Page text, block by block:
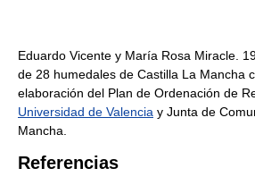
Eduardo Vicente y María Rosa Miracle.
de 28 humedales de Castilla La Mancha
elaboración del Plan de Ordenación de
Universidad de Valencia y Junta de
Mancha.
Referencias